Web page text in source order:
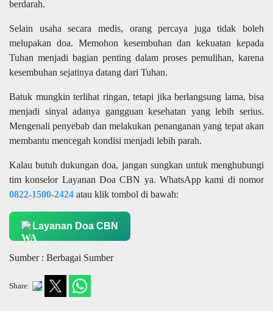
berdarah.
Selain usaha secara medis, orang percaya juga tidak boleh
melupakan doa. Memohon kesembuhan dan kekuatan kepada
Tuhan menjadi bagian penting dalam proses pemulihan, karena
kesembuhan sejatinya datang dari Tuhan.
Batuk mungkin terlihat ringan, tetapi jika berlangsung lama, bisa
menjadi sinyal adanya gangguan kesehatan yang lebih serius.
Mengenali penyebab dan melakukan penanganan yang tepat akan
membantu mencegah kondisi menjadi lebih parah.
Kalau butuh dukungan doa, jangan sungkan untuk menghubungi
tim konselor Layanan Doa CBN ya. WhatsApp kami di nomor
0822-1500-2424 atau klik tombol di bawah:
Layanan Doa CBN
Sumber : Berbagai Sumber
Share: